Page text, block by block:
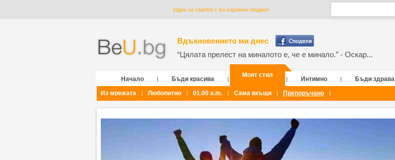
Идеи за сватба с по-скромен бюджет
Вдъхновението ми днес
“Цялата прелест на миналото е, че е минало.” - Оскар...
Начало | Бъди красива |
Моят стил
| Интимно | Бъди здрава
Из мрежата
| Любопитно | 01.00 a.m. | Сама вкъщи | Препоръчано |